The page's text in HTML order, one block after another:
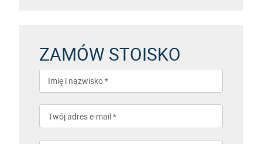
ZAMÓW STOISKO